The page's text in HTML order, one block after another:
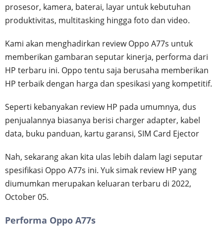
prosesor, kamera, baterai, layar untuk kebutuhan
produktivitas, multitasking hingga foto dan video.
Kami akan menghadirkan review Oppo A77s untuk
memberikan gambaran seputar kinerja, performa dari
HP terbaru ini. Oppo tentu saja berusaha memberikan
HP terbaik dengan harga dan spesikasi yang kompetitif.
Seperti kebanyakan review HP pada umumnya, dus
penjualannya biasanya berisi charger adapter, kabel
data, buku panduan, kartu garansi, SIM Card Ejector
Nah, sekarang akan kita ulas lebih dalam lagi seputar
spesifikasi Oppo A77s ini. Yuk simak review HP yang
diumumkan merupakan keluaran terbaru di 2022,
October 05.
Performa Oppo A77s